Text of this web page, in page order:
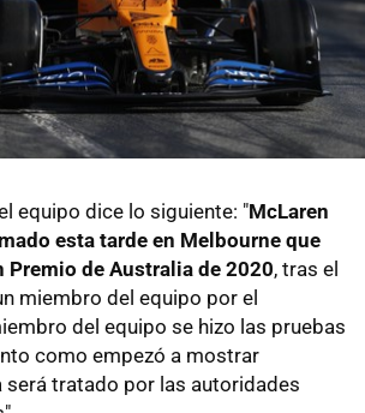
equipo dice lo siguiente: "McLaren
esta tarde en Melbourne que
Premio de Australia de 2020, tras el
miembro del equipo por el
del equipo se hizo las pruebas
como empezó a mostrar
será tratado por las autoridades